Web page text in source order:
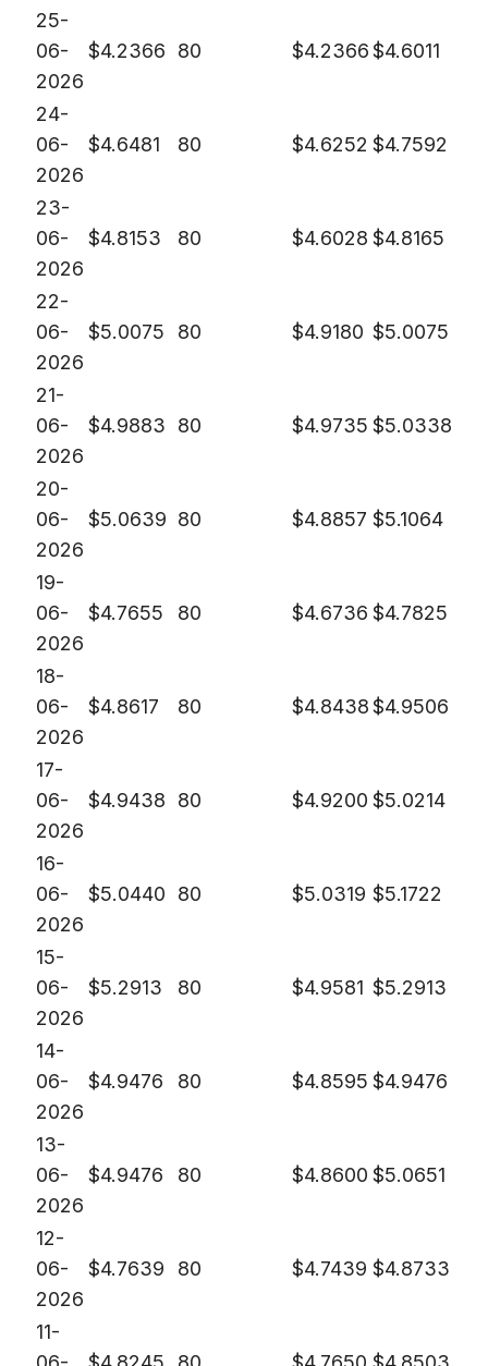
25-
06-
2026
$4.2366 80 $4.2366$4.6011
24-
06-
2026
$4.6481 80 $4.6252 $4.7592
23-
06-
2026
$4.8153 80 $4.6028 $4.8165
22-
06-
2026
$5.0075 80 $4.9180 $5.0075
21-
06-
2026
$4.9883 80 $4.9735 $5.0338
20-
06-
2026
$5.0639 80 $4.8857 $5.1064
19-
06-
2026
$4.7655 80 $4.6736 $4.7825
18-
06-
2026
$4.8617 80 $4.8438$4.9506
17-
06-
2026
$4.9438 80 $4.9200 $5.0214
16-
06-
2026
$5.0440 80 $5.0319 $5.1722
15-
06-
2026
$5.2913 80 $4.9581 $5.2913
14-
06-
2026
$4.9476 80 $4.8595 $4.9476
13-
06-
2026
$4.9476 80 $4.8600 $5.0651
12-
06-
2026
$4.7639 80 $4.7439 $4.8733
11-